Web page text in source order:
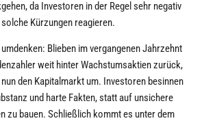
da Investoren in der Regel sehr negativ
Kürzungen reagieren.
Blieben im vergangenen Jahrzehnt
weit hinter Wachstumsaktien zurück,
den Kapitalmarkt um. Investoren besinnen
und harte Fakten, statt auf unsichere
zu bauen. Schließlich kommt es unter dem